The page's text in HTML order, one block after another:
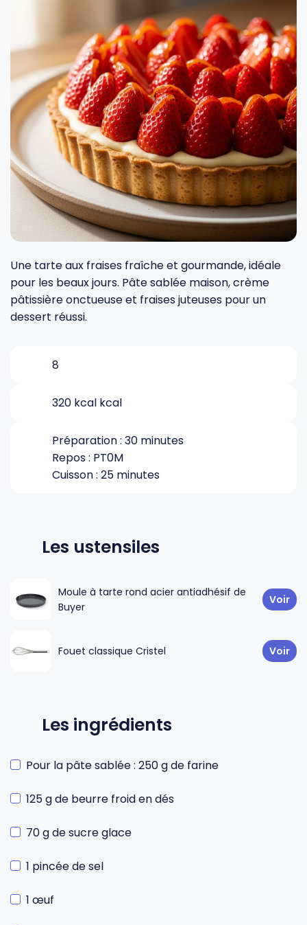
Baguettes
Presse-agrumes
Pinceaux
Râteaux
Rouleaux
Couteaux à huîtres
Couteaux à pain
Couteaux filet de sole
Couteaux tranchelard
Éplucheurs et zesteurs
Évideurs
Couteaux de poche
Cercles à tarte
Couvercles
Manches et poignées
De Buyer
Tefal
SIF Unis
Pyrex
Une tarte aux fraises fraîche et gourmande, idéale
pour les beaux jours. Pâte sablée maison, crème
pâtissière onctueuse et fraises juteuses pour un
dessert réussi.
8
320 kcal kcal
Préparation : 30 minutes
Repos : PT0M
Cuisson : 25 minutes
Les ustensiles
Moule à tarte rond acier antiadhésif de
Buyer
Voir
Fouet classique Cristel Voir
Les ingrédients
Pour la pâte sablée : 250 g de farine
125 g de beurre froid en dés
70 g de sucre glace
1 pincée de sel
1 œuf